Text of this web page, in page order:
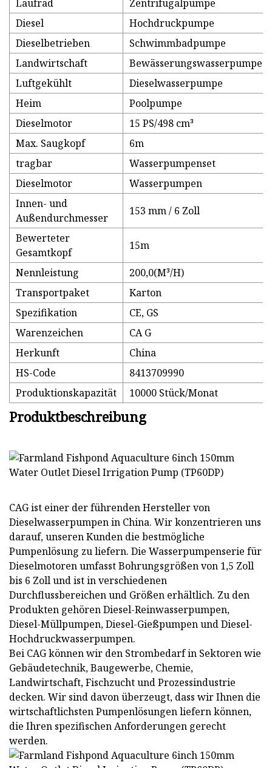
Laufrad
Zentrifugalpumpe
Diesel
Hochdruckpumpe
Dieselbetrieben
Schwimmbadpumpe
Landwirtschaft
Bewässerungswasserpumpe
Luftgekühlt
Dieselwasserpumpe
Heim
Poolpumpe
Dieselmotor
15 PS/498 cm³
Max. Saugkopf
6m
tragbar
Wasserpumpenset
Dieselmotor
Wasserpumpen
Innen- und
Außendurchmesser
153 mm / 6 Zoll
Bewerteter
Gesamtkopf
15m
Nennleistung
200,0(M³/H)
Transportpaket
Karton
Spezifikation
CE, GS
Warenzeichen
CA G
Herkunft
China
HS-Code
8413709990
Produktionskapazität
10000 Stück/Monat
Produktbeschreibung
CAG ist einer der führenden Hersteller von
Dieselwasserpumpen in China. Wir konzentrieren uns
darauf, unseren Kunden die bestmögliche
Pumpenlösung zu liefern. Die Wasserpumpenserie für
Dieselmotoren umfasst Bohrungsgrößen von 1,5 Zoll
bis 6 Zoll und ist in verschiedenen
Durchflussbereichen und Größen erhältlich. Zu den
Produkten gehören Diesel-Reinwasserpumpen,
Diesel-Müllpumpen, Diesel-Gießpumpen und Diesel-
Hochdruckwasserpumpen.
Bei CAG können wir den Strombedarf in Sektoren wie
Gebäudetechnik, Baugewerbe, Chemie,
Landwirtschaft, Fischzucht und Prozessindustrie
decken. Wir sind davon überzeugt, dass wir Ihnen die
wirtschaftlichsten Pumpenlösungen liefern können,
die Ihren spezifischen Anforderungen gerecht
werden.